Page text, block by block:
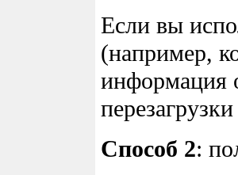
Если вы
(например,
информация
Способ 2: